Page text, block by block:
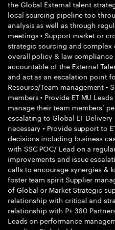
the Global External talent
local sourcing pipeline too
analysis as well as through
meetings • Support market or
strategic sourcing and complex
overall policy & law compliance
accountable of the External
and act as an escalation point
Resource/Team management •
members • Provide ET MU
manage their team members’
escalating to Global ET Delivery
necessary • Provide support to
decisions including business
with SSC POC/ Lead on a
improvements and issue
calls to encourage synergies &
foster team spirit Supplier
of Global or Market Strategic
relationship with critical and
relationship with P+ 360
Leads on performance